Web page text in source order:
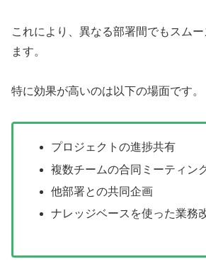
これにより、異なる部署間でもスム
ます。
特に効果が高いのは以下の場面です。
プロジェクトの進捗共有
複数チームの合同ミーティン
他部署との共同企画
ナレッジベースを使った業務